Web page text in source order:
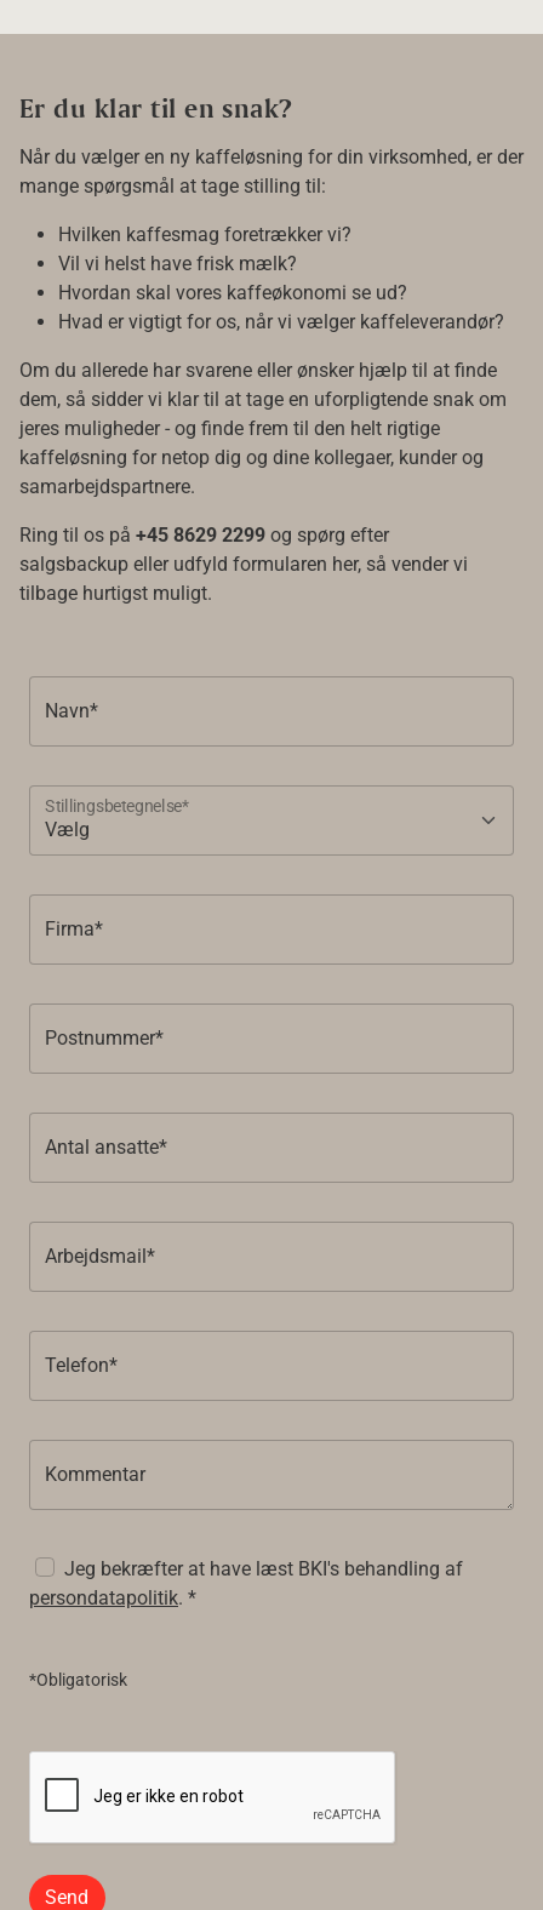
Er du klar til en snak?
Når du vælger en ny kaffeløsning for din virksomhed, er der
mange spørgsmål at tage stilling til:
Hvilken kaffesmag foretrækker vi?
Vil vi helst have frisk mælk?
Hvordan skal vores kaffeøkonomi se ud?
Hvad er vigtigt for os, når vi vælger kaffeleverandør?
Om du allerede har svarene eller ønsker hjælp til at finde
dem, så sidder vi klar til at tage en uforpligtende snak om
jeres muligheder - og finde frem til den helt rigtige
kaffeløsning for netop dig og dine kollegaer, kunder og
samarbejdspartnere.
Ring til os på +45 8629 2299 og spørg efter
salgsbackup eller udfyld formularen her, så vender vi
tilbage hurtigst muligt.
Navn*
Stillingsbetegnelse*
Firma*
Postnummer*
Antal ansatte*
Arbejdsmail*
Telefon*
Kommentar
Jeg bekræfter at have læst BKI's behandling af
persondatapolitik. *
*Obligatorisk
Send